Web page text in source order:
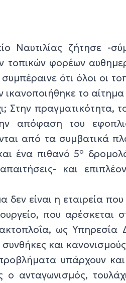
Ναυτιλίας ζήτησε -
τοπικών φορέων
ότι όλοι οι
ικανοποιήθηκε το αίτημα
Στην πραγματικότητα,
απόφαση του
από τα συμβατικά
ένα πιθανό 5ο
και
δεν είναι η εταιρεία
που αρέσκεται
ως Υπηρεσία
και
υπάρχουν
ο ανταγωνισμός,